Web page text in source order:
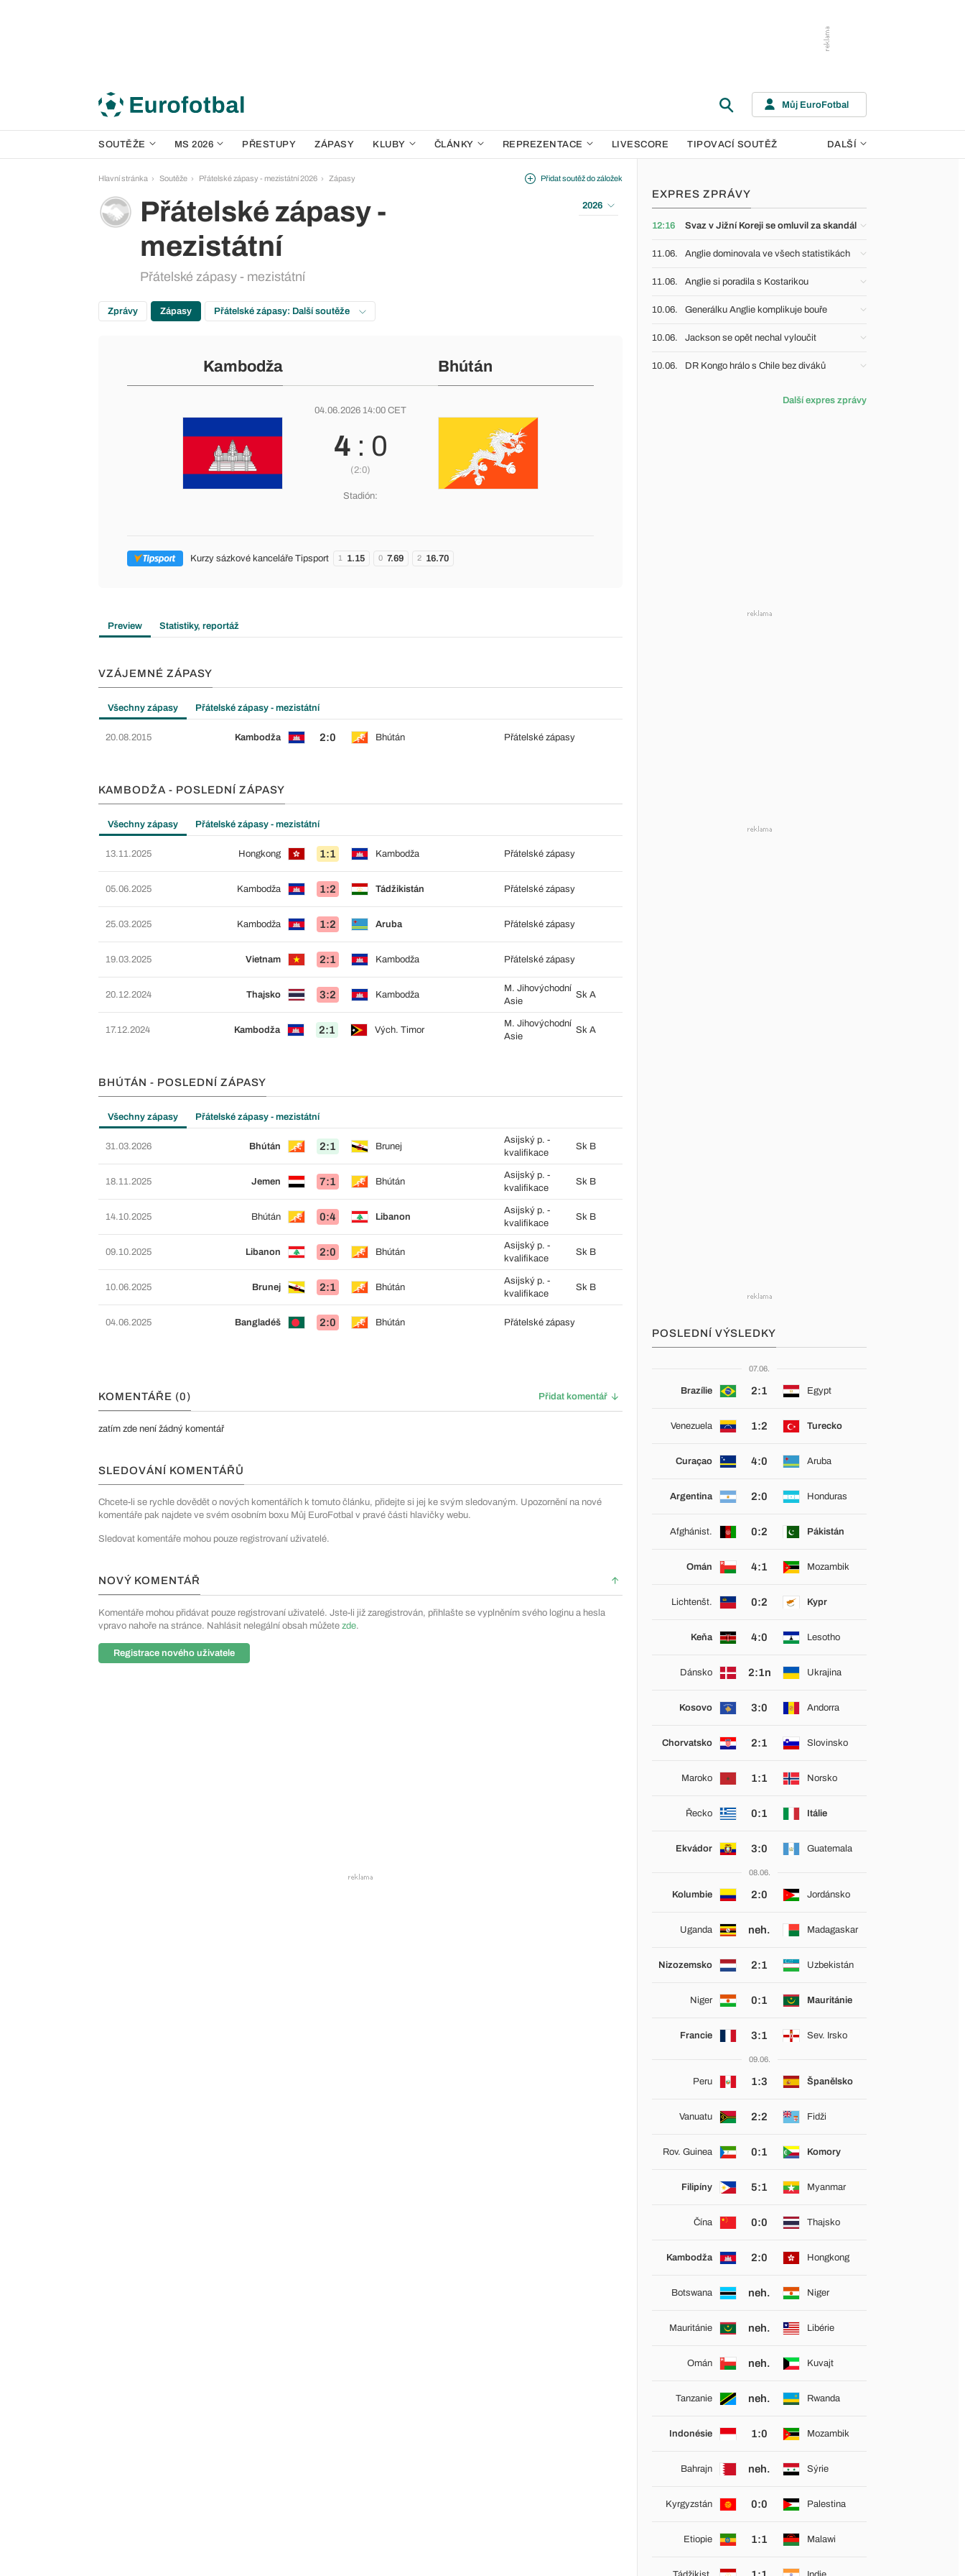
Můj EuroFotbal
SOUTĚŽE MS 2026 PŘESTUPY ZÁPASY KLUBY ČLÁNKY REPREZENTACE LIVESCORE TIPOVACÍ SOUTĚŽ DALŠÍ
Hlavní stránka Soutěže Přátelské zápasy - mezistátní 2026 Zápasy
Přátelské zápasy -
mezistátní
Přátelské zápasy - mezistátní
Přidat soutěž do záložek
2026
Zprávy Zápasy Přátelské zápasy: Další soutěže
Kambodža Bhútán
04.06.2026 14:00 CET
4 : 0
(2:0)
Stadión:
Kurzy sázkové kanceláře Tipsport 1 1.15 0 7.69 2 16.70
Preview Statistiky, reportáž
VZÁJEMNÉ ZÁPASY
Všechny zápasy Přátelské zápasy - mezistátní
20.08.2015 Kambodža 2:0 Bhútán Přátelské zápasy
KAMBODŽA - POSLEDNÍ ZÁPASY
Všechny zápasy Přátelské zápasy - mezistátní
13.11.2025 Hongkong 1:1 Kambodža Přátelské zápasy
05.06.2025 Kambodža 1:2 Tádžikistán Přátelské zápasy
25.03.2025 Kambodža 1:2 Aruba Přátelské zápasy
19.03.2025 Vietnam 2:1 Kambodža Přátelské zápasy
20.12.2024 Thajsko 3:2 Kambodža
M. Jihovýchodní
Asie
Sk A
17.12.2024 Kambodža 2:1 Vých. Timor
M. Jihovýchodní
Asie
Sk A
BHÚTÁN - POSLEDNÍ ZÁPASY
Všechny zápasy Přátelské zápasy - mezistátní
31.03.2026 Bhútán 2:1 Brunej
Asijský p. -
kvalifikace
Sk B
18.11.2025 Jemen 7:1 Bhútán
Asijský p. -
kvalifikace
Sk B
14.10.2025 Bhútán 0:4 Libanon
Asijský p. -
kvalifikace
Sk B
09.10.2025 Libanon 2:0 Bhútán
Asijský p. -
kvalifikace
Sk B
10.06.2025 Brunej 2:1 Bhútán
Asijský p. -
kvalifikace
Sk B
04.06.2025 Bangladéš 2:0 Bhútán Přátelské zápasy
KOMENTÁŘE (0) Přidat komentář
zatím zde není žádný komentář
SLEDOVÁNÍ KOMENTÁŘŮ
Chcete-li se rychle dovědět o nových komentářích k tomuto článku, přidejte si jej ke svým sledovaným. Upozornění na nové
komentáře pak najdete ve svém osobním boxu Můj EuroFotbal v pravé části hlavičky webu.
Sledovat komentáře mohou pouze registrovaní uživatelé.
NOVÝ KOMENTÁŘ
Komentáře mohou přidávat pouze registrovaní uživatelé. Jste-li již zaregistrován, přihlašte se vyplněním svého loginu a hesla
vpravo nahoře na stránce. Nahlásit nelegální obsah můžete zde.
Registrace nového uživatele
EXPRES ZPRÁVY
12:16 Svaz v Jižní Koreji se omluvil za skandál
11.06. Anglie dominovala ve všech statistikách
11.06. Anglie si poradila s Kostarikou
10.06. Generálku Anglie komplikuje bouře
10.06. Jackson se opět nechal vyloučit
10.06. DR Kongo hrálo s Chile bez diváků
Další expres zprávy
POSLEDNÍ VÝSLEDKY
07.06.
Brazílie 2:1 Egypt
Venezuela 1:2 Turecko
Curaçao 4:0 Aruba
Argentina 2:0 Honduras
Afghánist. 0:2 Pákistán
Omán 4:1 Mozambik
Lichtenšt. 0:2 Kypr
Keňa 4:0 Lesotho
Dánsko 2:1n Ukrajina
Kosovo 3:0 Andorra
Chorvatsko 2:1 Slovinsko
Maroko 1:1 Norsko
Řecko 0:1 Itálie
Ekvádor 3:0 Guatemala
08.06.
Kolumbie 2:0 Jordánsko
Uganda neh. Madagaskar
Nizozemsko 2:1 Uzbekistán
Niger 0:1 Mauritánie
Francie 3:1 Sev. Irsko
09.06.
Peru 1:3 Španělsko
Vanuatu 2:2 Fidži
Rov. Guinea 0:1 Komory
Filipíny 5:1 Myanmar
Čína 0:0 Thajsko
Kambodža 2:0 Hongkong
Botswana neh. Niger
Mauritánie neh. Libérie
Omán neh. Kuvajt
Tanzanie neh. Rwanda
Indonésie 1:0 Mozambik
Bahrajn neh. Sýrie
Kyrgyzstán 0:0 Palestina
Etiopie 1:1 Malawi